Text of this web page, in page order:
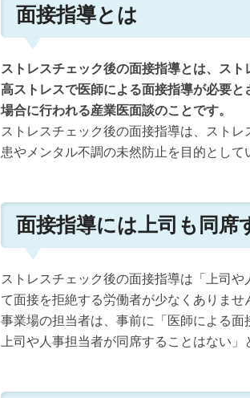
面接指導とは
ストレスチェック後の面接指導とは、スト
高ストレスで医師による面接指導が必要
場合に行われる産業医面談のことです。
ストレスチェック後の面接指導は、スト
患やメンタル不調の未然防止を目的として
面接指導には上司も同席
ストレスチェック後の面接指導は「上司
て面接を拒絶する労働者が少なくありませ
事業場の担当者は、事前に「医師による面
上司や人事担当者が同席することはない」